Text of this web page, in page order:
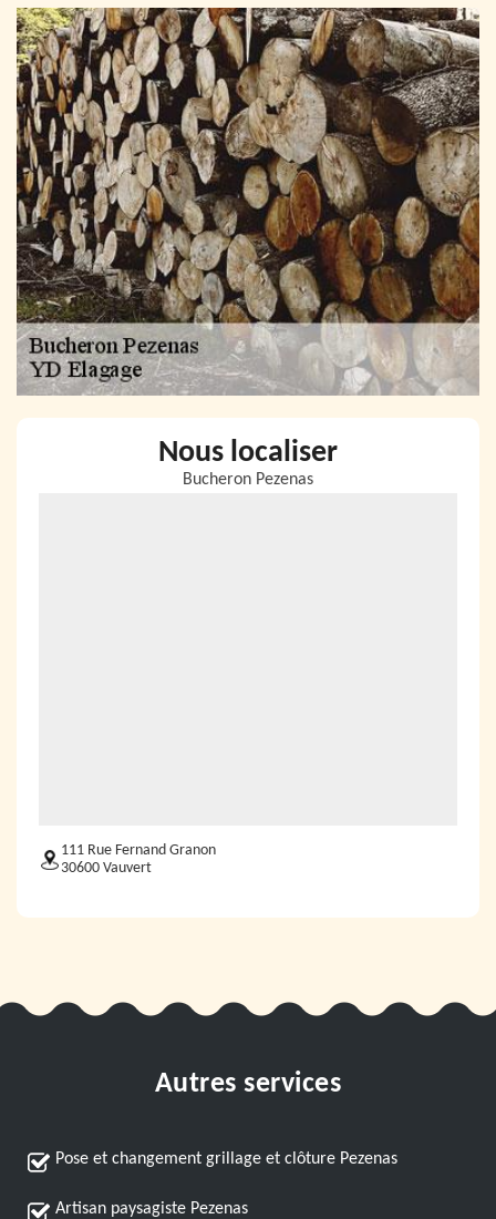
Nous localiser
Bucheron Pezenas
111 Rue Fernand Granon
30600 Vauvert
Autres services
Pose et changement grillage et clôture Pezenas
Artisan paysagiste Pezenas